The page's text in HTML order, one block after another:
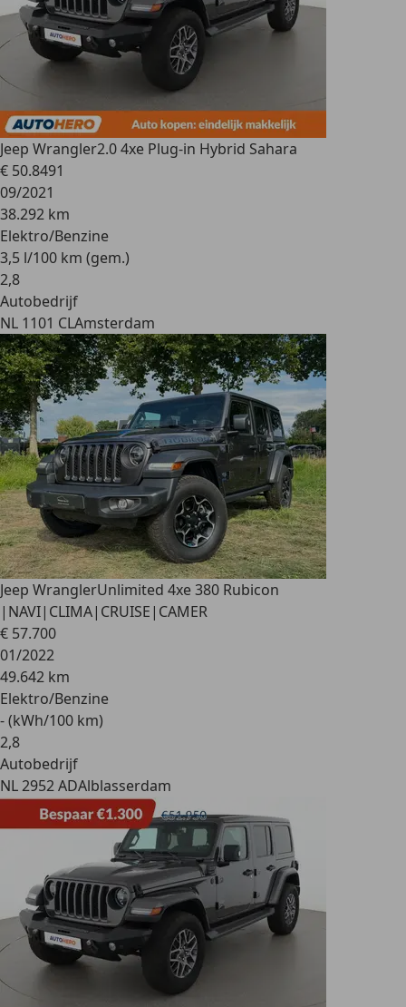
Jeep Wrangler2.0 4xe Plug-in Hybrid Sahara
€ 50.8491
09/2021
38.292 km
Elektro/Benzine
3,5 l/100 km (gem.)
2,8
Autobedrijf
NL 1101 CLAmsterdam
Jeep WranglerUnlimited 4xe 380 Rubicon
|NAVI|CLIMA|CRUISE|CAMER
€ 57.700
01/2022
49.642 km
Elektro/Benzine
- (kWh/100 km)
2,8
Autobedrijf
NL 2952 ADAlblasserdam